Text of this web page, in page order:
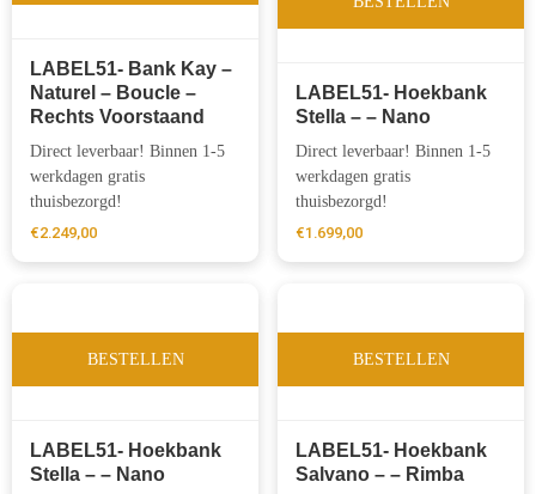
LABEL51- Bank Kay –
Naturel – Boucle –
Rechts Voorstaand
Direct leverbaar! Binnen 1-5
werkdagen gratis
thuisbezorgd!
€2.249,00
LABEL51- Hoekbank
Stella – – Nano
Direct leverbaar! Binnen 1-5
werkdagen gratis
thuisbezorgd!
€1.699,00
BESTELLEN
LABEL51- Hoekbank
Stella – – Nano
BESTELLEN
LABEL51- Hoekbank
Salvano – – Rimba